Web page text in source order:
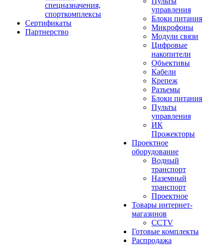
спецназначения,
спорткомплексы
Сертификаты
Партнерство
управления
Блоки питания
Микрофоны
Модули связи
Цифровые
накопители
Объективы
Кабели
Крепеж
Разъемы
Блоки питания
Пульты
управления
ИК
Прожекторы
Проектное
оборудование
Водный
транспорт
Наземный
транспорт
Проектное
Товары интернет-
магазинов
CCTV
Готовые комплекты
Распродажа